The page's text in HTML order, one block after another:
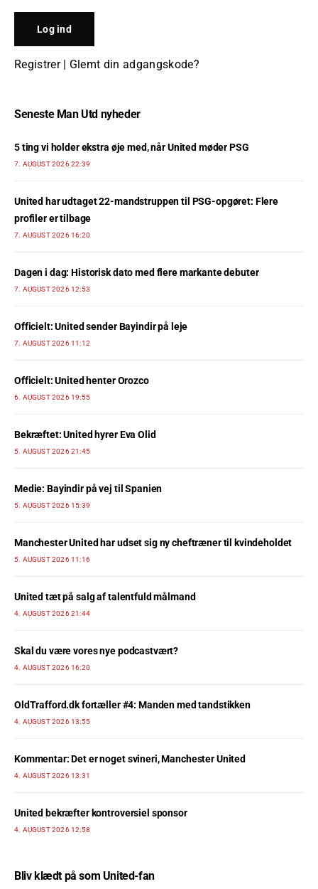
Registrer| Glemt din adgangskode?
Seneste Man Utd nyheder
5 ting vi holder ekstra øje med, når United møder PSG
7. AUGUST 2026 22:39
United har udtaget 22-mandstruppen til PSG-opgøret: Flere
profiler er tilbage
7. AUGUST 2026 16:20
Dagen i dag: Historisk dato med flere markante debuter
7. AUGUST 2026 12:53
Officielt: United sender Bayindir på leje
7. AUGUST 2026 11:12
Officielt: United henter Orozco
6. AUGUST 2026 19:55
Bekræftet: United hyrer Eva Olid
5. AUGUST 2026 21:45
Medie: Bayindir på vej til Spanien
5. AUGUST 2026 15:39
Manchester United har udset sig ny cheftræner til kvindeholdet
5. AUGUST 2026 11:16
United tæt på salg af talentfuld målmand
4. AUGUST 2026 21:44
Skal du være vores nye podcastvært?
4. AUGUST 2026 16:20
OldTrafford.dk fortæller #4: Manden med tandstikken
4. AUGUST 2026 13:55
Kommentar: Det er noget svineri, Manchester United
4. AUGUST 2026 13:31
United bekræfter kontroversiel sponsor
4. AUGUST 2026 12:58
Bliv klædt på som United-fan